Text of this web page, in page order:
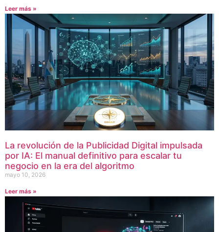
Leer más »
La revolución de la Publicidad Digital impulsada
por IA: El manual definitivo para escalar tu
negocio en la era del algoritmo
mayo 10, 2026
Leer más »